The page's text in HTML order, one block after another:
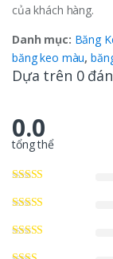
của khách hàng.
Danh mục: Băng
băng keo màu,
Dựa trên 0
0.0
tổng thể